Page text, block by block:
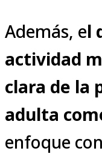
Además, el
actividad
clara de la
adulta
enfoque